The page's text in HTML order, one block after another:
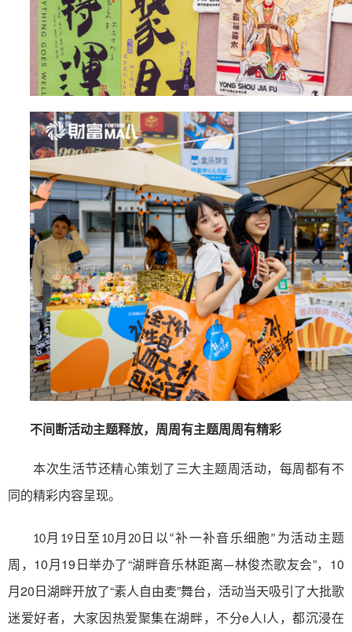
不间断活动主题释放，周周有主题周周有精彩
本次生活节还精心策划了三大主题周活动，每周都有不
同的精彩内容呈现。
10月19日至10月20日 以“补一补音乐细胞” 为活动主题
周 ， 10月19日举办了“湖畔音乐林距离—林俊杰歌友会”，10
月20日湖畔开放了“素人自由麦”舞台，活动当天吸引了大批歌
迷爱好者，大家因热爱聚集在湖畔，不分e人i人，都沉浸在